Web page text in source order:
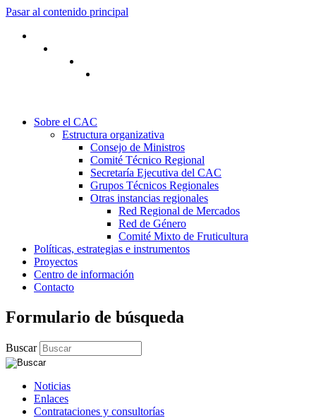
Pasar al contenido principal
Sobre el CAC
Estructura organizativa
Consejo de Ministros
Comité Técnico Regional
Secretaría Ejecutiva del CAC
Grupos Técnicos Regionales
Otras instancias regionales
Red Regional de Mercados
Red de Género
Comité Mixto de Fruticultura
Políticas, estrategias e instrumentos
Proyectos
Centro de información
Contacto
Formulario de búsqueda
Buscar
Noticias
Enlaces
Contrataciones y consultorías